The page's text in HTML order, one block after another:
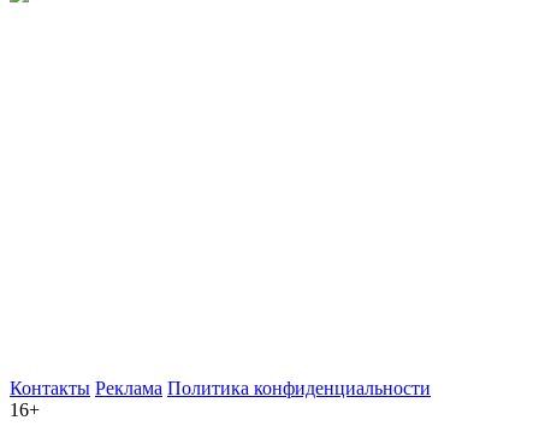
Контакты Реклама Политика конфиденциальности
16+